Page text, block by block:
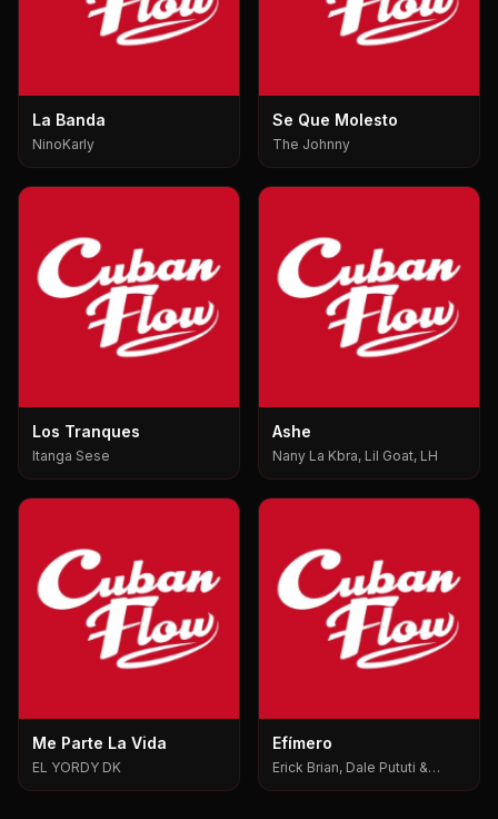
La Banda
NinoKarly
Se Que Molesto
The Johnny
Los Tranques
Itanga Sese
Ashe
Nany La Kbra, Lil Goat, LH
Me Parte La Vida
EL YORDY DK
Efímero
Erick Brian, Dale Pututi &